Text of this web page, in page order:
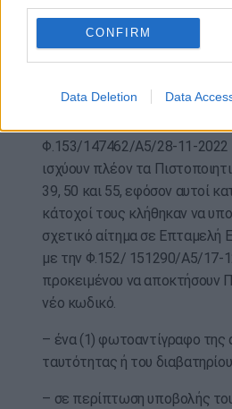
CONFIRM
Data Deletion Data
διαπίστωσης της πάθησης,
την αρμόδια επταμελή
μετά τις 13 Νοεμβρίου 2017
Φ.153/147462/Α5/28-11-2022
ισχύουν πλέον τα
39, 50 και 55, εφόσον αυτοί
κάτοχοί τους κλήθηκαν να
σχετικό αίτημα σε Επταμελή
με την Φ.152/ 151290/Α5/17-
προκειμένου να αποκτήσουν
νέο κωδικό.
– ένα (1) φωτοαντίγραφο της
ταυτότητας ή του
– σε περίπτωση υποβολής